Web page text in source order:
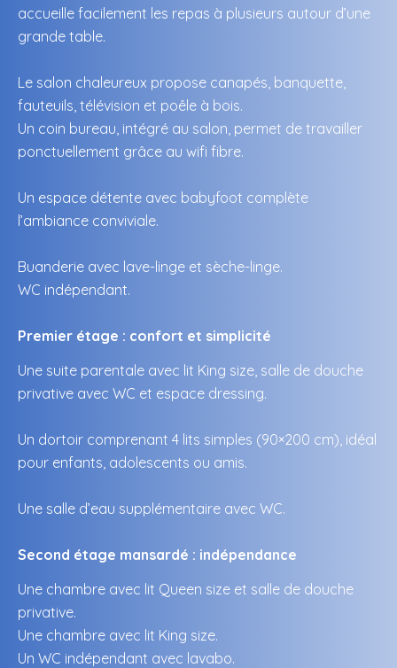
accueille facilement les repas à plusieurs autour d’une
grande table.
Le salon chaleureux propose canapés, banquette,
fauteuils, télévision et poêle à bois.
Un coin bureau, intégré au salon, permet de travailler
ponctuellement grâce au wifi fibre.
Un espace détente avec babyfoot complète
l’ambiance conviviale.
Buanderie avec lave-linge et sèche-linge.
WC indépendant.
Premier étage : confort et simplicité
Une suite parentale avec lit King size, salle de douche
privative avec WC et espace dressing.
Un dortoir comprenant 4 lits simples (90×200 cm), idéal
pour enfants, adolescents ou amis.
Une salle d’eau supplémentaire avec WC.
Second étage mansardé : indépendance
Une chambre avec lit Queen size et salle de douche
privative.
Une chambre avec lit King size.
Un WC indépendant avec lavabo.